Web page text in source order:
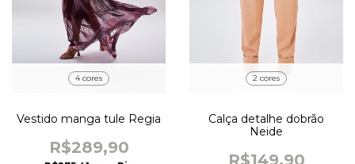
4 cores
Vestido manga tule Regia
R$289,90
2 cores
Calça detalhe dobrão
Neide
R$149,90